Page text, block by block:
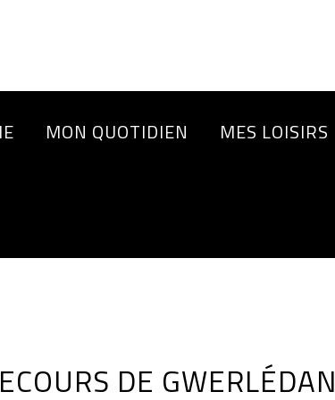
MON QUOTIDIEN MES LOISIRS
DE GWERLÉDAN